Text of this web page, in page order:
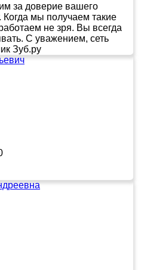
за доверие вашего
мы получаем такие
не зря. Вы всегда
С уважением, сеть
Зуб.ру